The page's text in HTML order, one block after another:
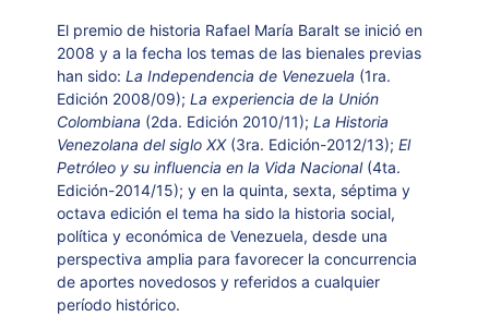
El premio de historia Rafael María Baralt se inició en
2008 y a la fecha los temas de las bienales previas
han sido:La Independencia de Venezuela (1ra.
Edición 2008/09);La experiencia de la Unión
Colombiana (2da. Edición 2010/11);La Historia
Venezolana del siglo XX(3ra. Edición-2012/13);El
Petróleo y su influencia en la Vida Nacional(4ta.
Edición-2014/15); y en la quinta, sexta, séptima y
octava edición el tema ha sido la historia social,
política y económica de Venezuela, desde una
perspectiva amplia para favorecer la concurrencia
de aportes novedosos y referidos a cualquier
período histórico.